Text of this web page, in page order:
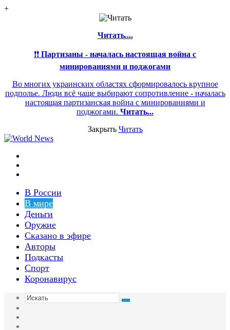
+
Читать....
❗❗ Партизаны - началась настоящая война с
минированиями и поджогами
Во многих украинских областях сформировалось крупное
подполье. Люди всё чаще выбирают сопротивление - началась
настоящая партизанская война с минированиями и
поджогами. Читать...
Закрыть Читать
В России
В мире
Деньги
Оружие
Сказано в эфире
Авторы
Подкасты
Спорт
Коронавирус
Искать